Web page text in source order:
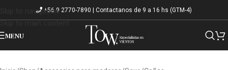
Skip to navigation
Skip to main content
+56 9 2770-7890 | Contactanos de 9 a 16 hs (GTM-4)
MENU